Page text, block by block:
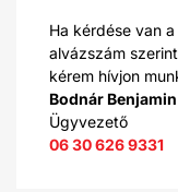
Ha kérdése van
alvázszám
kérem hívjon
Bodnár Benjamin
Ügyvezető
06 30 626 9331